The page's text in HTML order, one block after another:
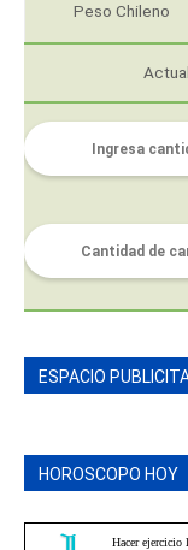
Peso Chileno
ESPACIO
HOROSCOPO HOY